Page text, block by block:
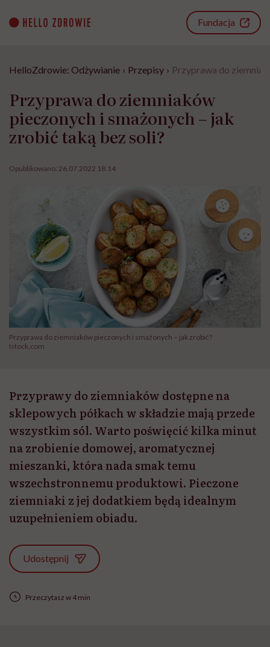
content
Fundacja
HelloZdrowie: Odżywianie › Przepisy › Przyprawa do
Przyprawa do ziemniaków
pieczonych i smażonych – jak
zrobić taką bez soli?
Opublikowano: 26.07.2022 18:14
Przyprawa do ziemniaków pieczonych i smażonych – jak zrobić?
Istock.com
Przyprawy do ziemniaków dostępne na
sklepowych półkach w składzie mają przede
wszystkim sól. Warto poświęcić kilka minut
na zrobienie domowej, aromatycznej
mieszanki, która nada smak temu
wszechstronnemu produktowi. Pieczone
ziemniaki z jej dodatkiem będą idealnym
uzupełnieniem obiadu.
Udostępnij
Przeczytasz w 4 min